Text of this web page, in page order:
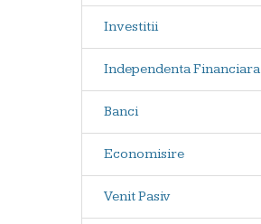
Investitii
Independenta Financiara
Banci
Economisire
Venit Pasiv